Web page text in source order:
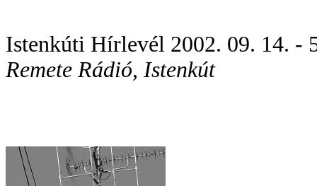
Istenkúti Hírlevél 2002. 09. 14. -
Remete Rádió, Istenkút